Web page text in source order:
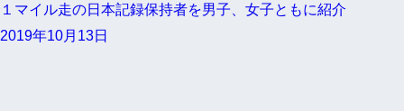
１マイル走の日本記録保持者を男子、女子ともに紹介
2019年10月13日